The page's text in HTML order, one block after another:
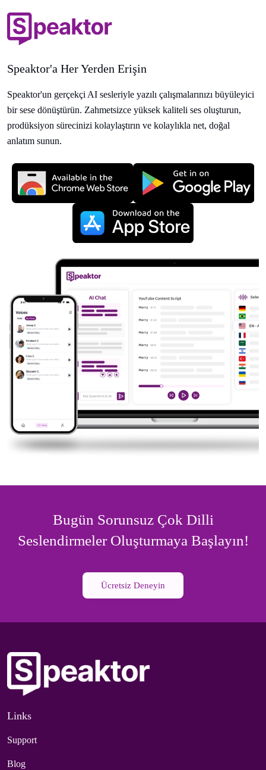
Speaktor'a Her Yerden Erişin
Speaktor'un gerçekçi AI sesleriyle yazılı çalışmalarınızı büyüleyici
bir sese dönüştürün. Zahmetsizce yüksek kaliteli ses oluşturun,
prodüksiyon sürecinizi kolaylaştırın ve kolaylıkla net, doğal
anlatım sunun.
Bugün Sorunsuz Çok Dilli
Seslendirmeler Oluşturmaya Başlayın!
Ücretsiz Deneyin
Links
Support
Blog